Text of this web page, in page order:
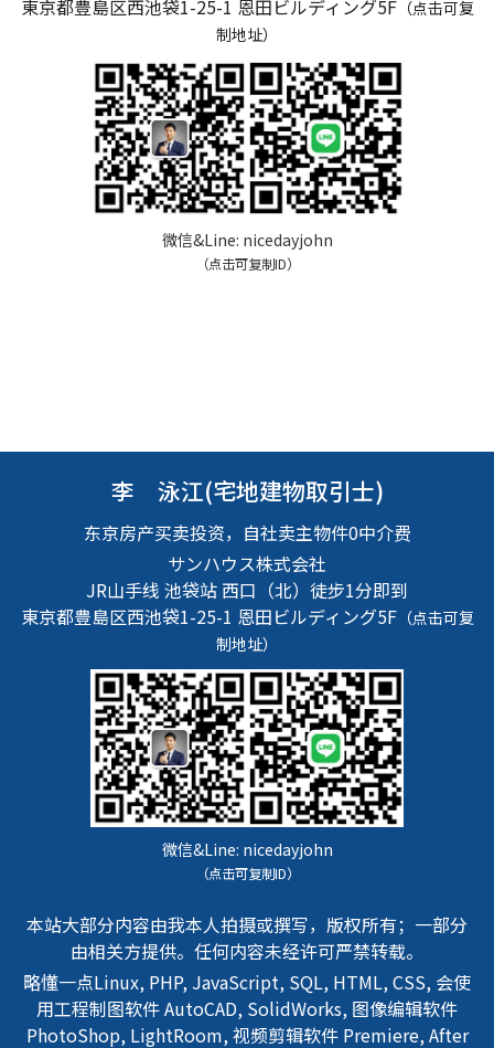
東京都豊島区西池袋1-25-1 恩田ビルディング5F（点击可复
制地址）
微信&Line: nicedayjohn
（点击可复制ID）
李 泳江(宅地建物取引士)
东京房产买卖投资，自社卖主物件0中介费
サンハウス株式会社
JR山手线 池袋站 西口（北）徒步1分即到
東京都豊島区西池袋1-25-1 恩田ビルディング5F（点击可复
制地址）
微信&Line: nicedayjohn
（点击可复制ID）
本站大部分内容由我本人拍摄或撰写，版权所有；一部分
由相关方提供。任何内容未经许可严禁转载。
略懂一点Linux, PHP, JavaScript, SQL, HTML, CSS, 会使
用工程制图软件 AutoCAD, SolidWorks, 图像编辑软件
PhotoShop, LightRoom, 视频剪辑软件 Premiere, After